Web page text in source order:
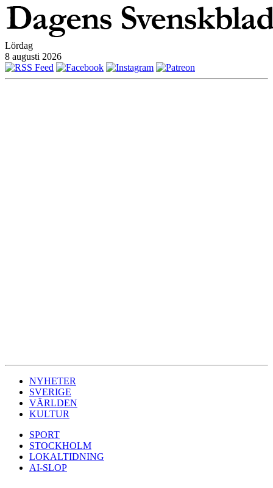
Lördag
8 augusti 2026
NYHETER
SVERIGE
VÄRLDEN
KULTUR
SPORT
STOCKHOLM
LOKALTIDNING
AI-SLOP